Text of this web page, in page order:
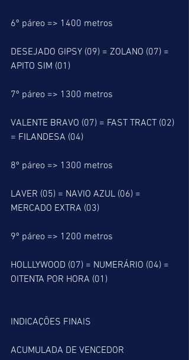
6º páreo => 1400 metros
DESEJADO GIPSY (09) = ZOLANO (07) =
APITO SIM (01)
7º páreo => 1300 metros
VALENTE BRAVO (07) = FAST TRACT (02)
= FILANDESA (04)
8º páreo => 1300 metros
LAVER (05) = NAVIO AZUL (06) =
MERCADO EXTRA (03)
9º páreo => 1200 metros
HOLLLYWOOD (07) = NUMERÁRIO (04) =
OITENTA POR HORA (01)
INDICAÇÕES FINAIS
ACUMULADA DE VENCEDOR